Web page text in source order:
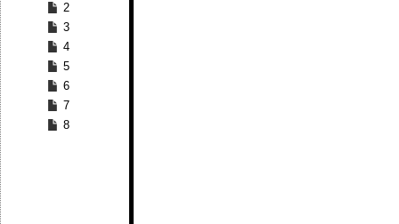
2
3
4
5
6
7
8